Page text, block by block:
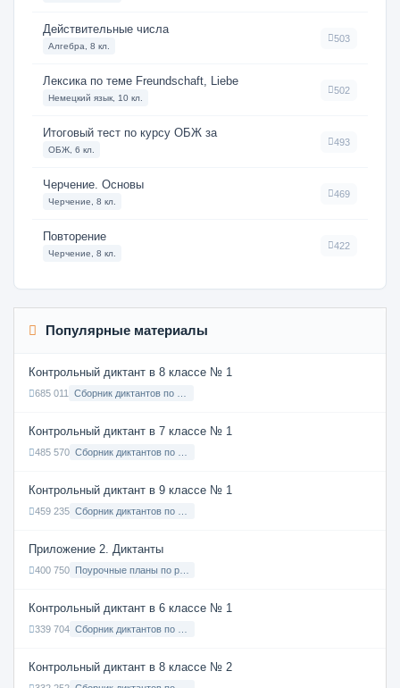
Действительные числа
Алгебра, 8 кл.
503
Лексика по теме Freundschaft, Liebe
Немецкий язык, 10 кл.
502
Итоговый тест по курсу ОБЖ за
ОБЖ, 6 кл.
493
Черчение. Основы
Черчение, 8 кл.
469
Повторение
Черчение, 8 кл.
422
Популярные материалы
Контрольный диктант в 8 классе № 1
685 011
Контрольный диктант в 7 классе № 1
485 570
Контрольный диктант в 9 классе № 1
459 235
Приложение 2. Диктанты
400 750
Контрольный диктант в 6 классе № 1
339 704
Контрольный диктант в 8 классе № 2